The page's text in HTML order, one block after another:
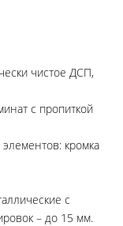
чистое ДСП,
с пропиткой
кромка
с
– до 15 мм.